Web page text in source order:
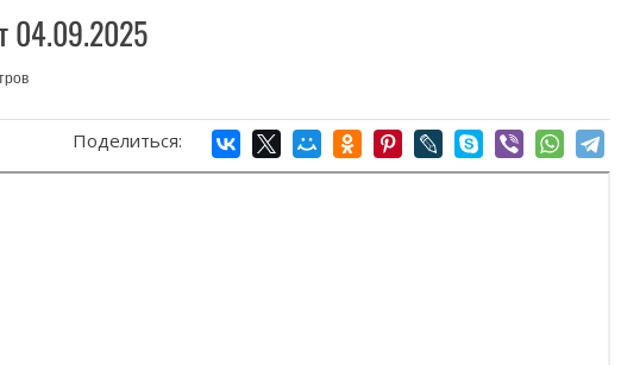
04.09.2025
Поделиться: